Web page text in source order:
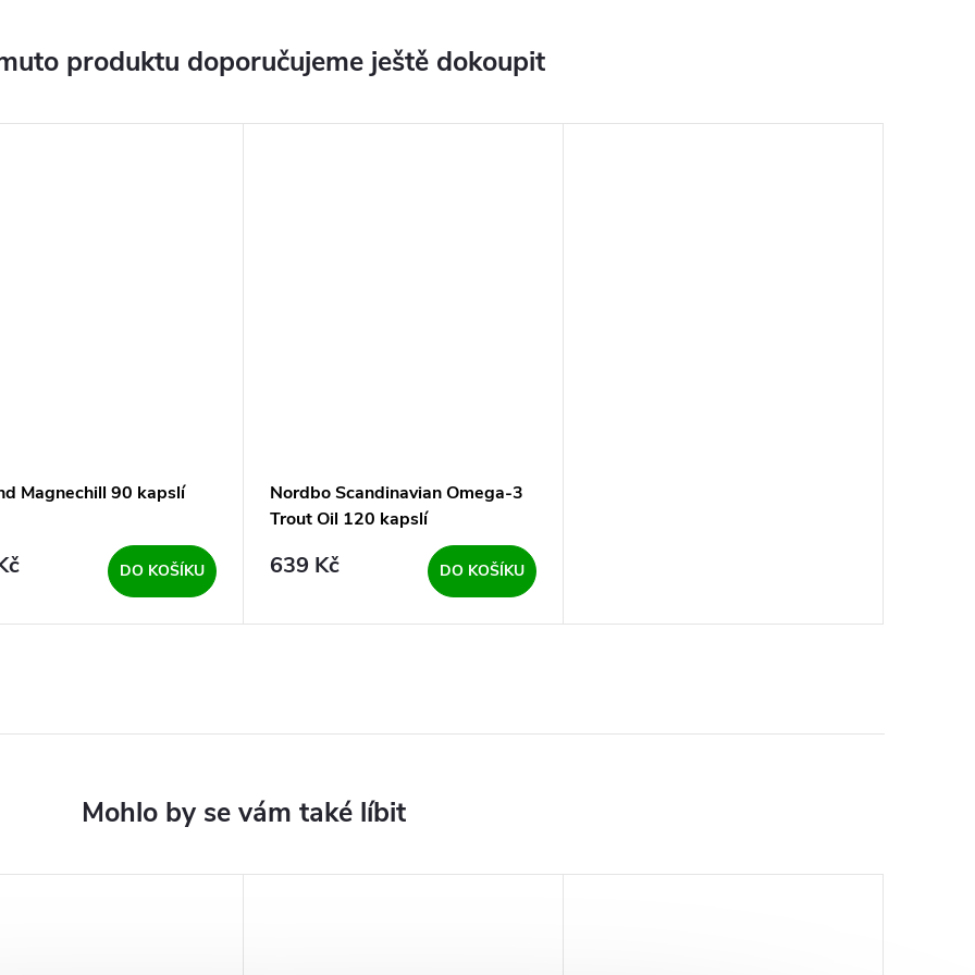
produktu doporučujeme ještě dokoupit
Magnechill 90 kapslí
DO KOŠÍKU
Nordbo Scandinavian Omega-3
Trout Oil 120 kapslí
639 Kč DO KOŠÍKU